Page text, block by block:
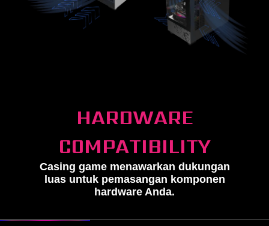
HARDWARE
COMPATIBILITY
Casing game menawarkan dukungan
luas untuk pemasangan komponen
hardware Anda.